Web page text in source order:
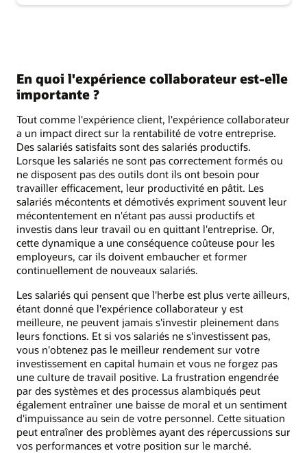
En quoi l'expérience collaborateur est-elle
importante ?
Tout comme l'expérience client, l'expérience collaborateur
a un impact direct sur la rentabilité de votre entreprise.
Des salariés satisfaits sont des salariés productifs.
Lorsque les salariés ne sont pas correctement formés ou
ne disposent pas des outils dont ils ont besoin pour
travailler efficacement, leur productivité en pâtit. Les
salariés mécontents et démotivés expriment souvent leur
mécontentement en n'étant pas aussi productifs et
investis dans leur travail ou en quittant l'entreprise. Or,
cette dynamique a une conséquence coûteuse pour les
employeurs, car ils doivent embaucher et former
continuellement de nouveaux salariés.
Les salariés qui pensent que l'herbe est plus verte ailleurs,
étant donné que l'expérience collaborateur y est
meilleure, ne peuvent jamais s'investir pleinement dans
leurs fonctions. Et si vos salariés ne s'investissent pas,
vous n'obtenez pas le meilleur rendement sur votre
investissement en capital humain et vous ne forgez pas
une culture de travail positive. La frustration engendrée
par des systèmes et des processus alambiqués peut
également entraîner une baisse de moral et un sentiment
d'impuissance au sein de votre personnel. Cette situation
peut entraîner des problèmes ayant des répercussions sur
vos performances et votre position sur le marché.